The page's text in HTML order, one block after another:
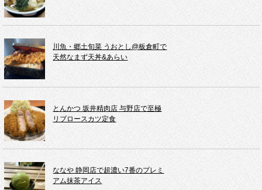
川魚・郷土旬菜 うおとし@板倉町で
天然なまず天丼&あらい
とんかつ 坂井精肉店 与野店で至極
リブロースカツ定食
ななや 静岡店で超濃い7番のプレミ
アム抹茶アイス